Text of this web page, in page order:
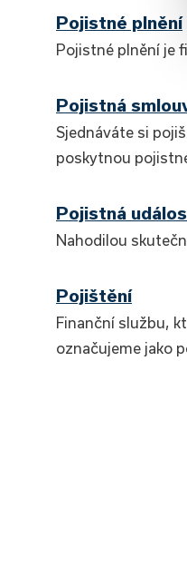
Pojistné plnění
Pojistné plnění je
Pojistná
Sjednáváte si
poskytnou
Pojistná
Nahodilou
Pojištění
Finanční službu,
označujeme jako